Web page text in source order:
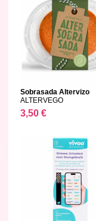
Sobrasada Altervizo
ALTERVEGO
3,50 €